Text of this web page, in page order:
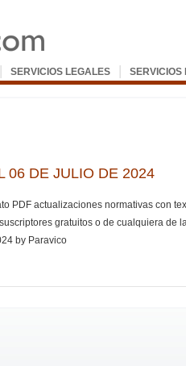
| SERVICIOS LEGALES | SERVICIOS
06 DE JULIO DE 2024
PDF actualizaciones normativas con
gratuitos o de cualquiera de
by Paravico